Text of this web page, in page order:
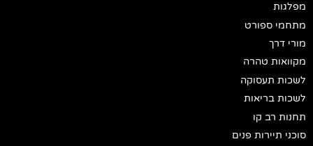
מפלגות
מתחמי ספורט
מורי דרך
מקוואות טהרה
לשכות תעסוקה
לשכות בריאות
תחנות רב קו
סוכני תיירות פנים